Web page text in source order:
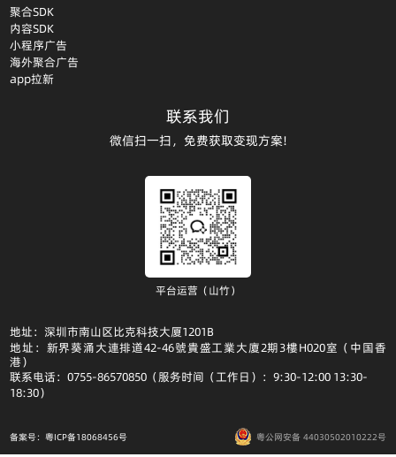
聚合SDK
内容SDK
小程序广告
海外聚合广告
app拉新
联系我们
微信扫一扫，免费获取变现方案!
平台运营（山竹）
地址：深圳市南山区比克科技大厦1201B
地址：新界葵涌大連排道42-46號貴盛工業大廈2期3樓H020室（中国香
港）
联系电话：0755-86570850（服务时间（工作日）：9:30-12:00 13:30-
18:30）
备案号：粤ICP备18068456号 粤公网安备 44030502010222号